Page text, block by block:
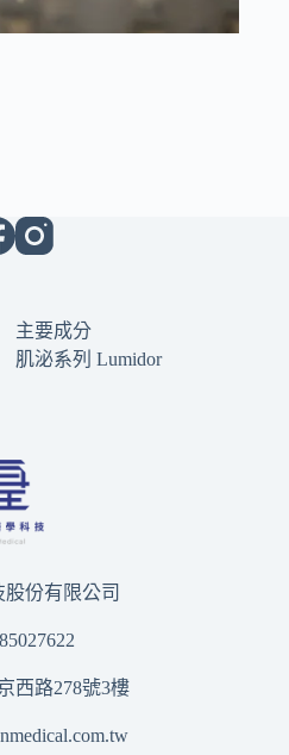
主要成分
肌泌系列 Lumidor
份有限公司
西路278號3樓